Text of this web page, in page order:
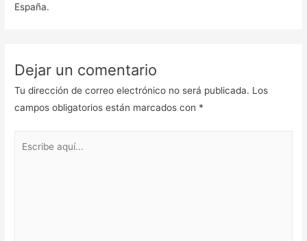
España.
Dejar un comentario
Tu dirección de correo electrónico no será publicada. Los
campos obligatorios están marcados con *